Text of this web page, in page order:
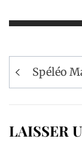
de
Spéléo
LAISSER